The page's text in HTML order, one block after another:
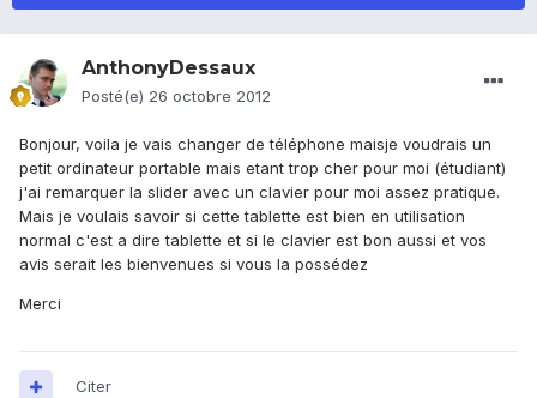
AnthonyDessaux
Posté(e) 26 octobre 2012
Bonjour, voila je vais changer de téléphone maisje voudrais un
petit ordinateur portable mais etant trop cher pour moi (étudiant)
j'ai remarquer la slider avec un clavier pour moi assez pratique.
Mais je voulais savoir si cette tablette est bien en utilisation
normal c'est a dire tablette et si le clavier est bon aussi et vos
avis serait les bienvenues si vous la possédez
Merci
Citer